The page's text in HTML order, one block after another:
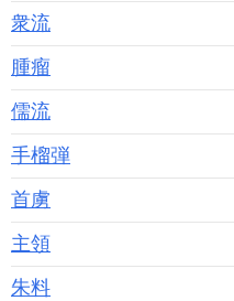
衆流
腫瘤
儒流
手榴弾
首虜
主領
朱料